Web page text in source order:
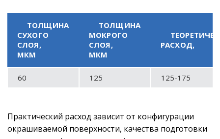
ТОЛЩИНА
СУХОГО
СЛОЯ,
МКМ
ТОЛЩИНА
МОКРОГО
СЛОЯ,
МКМ
РАСХОД,
60 125 125-175
Практический расход зависит от конфигурации
окрашиваемой поверхности, качества подготовки